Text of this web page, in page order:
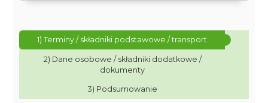
1) Terminy / składniki podstawowe / transport
2) Dane osobowe / składniki dodatkowe /
dokumenty
3) Podsumowanie